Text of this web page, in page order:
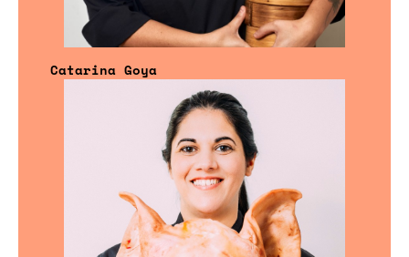
Catarina Goya